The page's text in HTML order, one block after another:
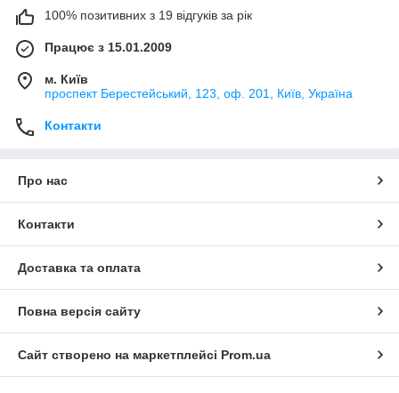
100% позитивних з 19 відгуків за рік
Працює з 15.01.2009
м. Київ
проспект Берестейський, 123, оф. 201, Київ, Україна
Контакти
Про нас
Контакти
Доставка та оплата
Повна версія сайту
Сайт створено на маркетплейсі Prom.ua